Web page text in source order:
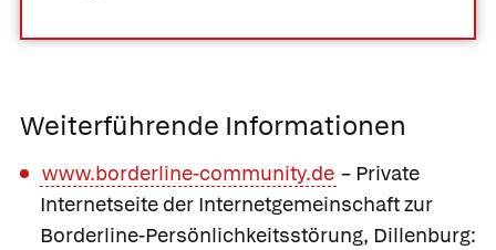
Weiterführende Informationen
www.borderline-community.de – Private
Internetseite der Internetgemeinschaft zur
Borderline-Persönlichkeitsstörung, Dillenburg: